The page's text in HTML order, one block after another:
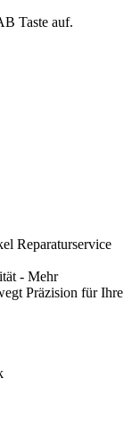
Taste auf.
Reparaturservice
- Mehr
Präzision für Ihre